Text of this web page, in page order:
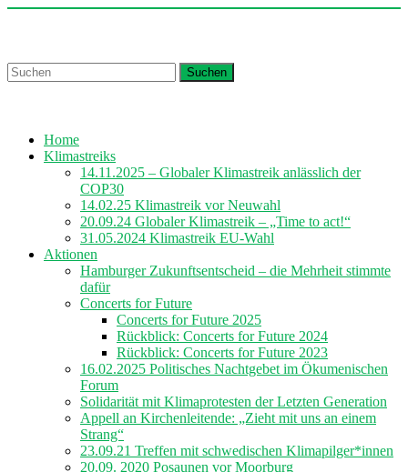
Skip
Suchen
Home
Klimastreiks
14.11.2025 – Globaler Klimastreik anlässlich der
COP30
14.02.25 Klimastreik vor Neuwahl
20.09.24 Globaler Klimastreik – „Time to act!“
31.05.2024 Klimastreik EU-Wahl
Aktionen
Hamburger Zukunftsentscheid – die Mehrheit stimmte
dafür
Concerts for Future
Concerts for Future 2025
Rückblick: Concerts for Future 2024
Rückblick: Concerts for Future 2023
16.02.2025 Politisches Nachtgebet im Ökumenischen
Forum
Solidarität mit Klimaprotesten der Letzten Generation
Appell an Kirchenleitende: „Zieht mit uns an einem
Strang“
23.09.21 Treffen mit schwedischen Klimapilger*innen
20.09. 2020 Posaunen vor Moorburg